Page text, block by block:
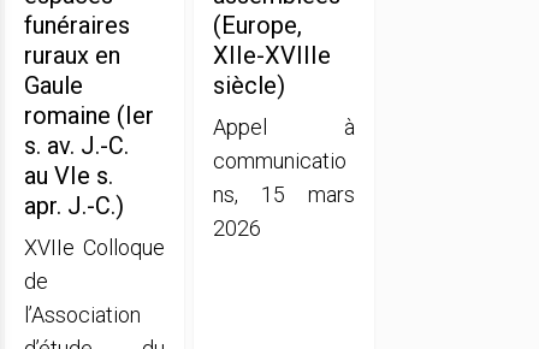
funéraires
ruraux en
Gaule
romaine (Ier
s. av. J.-C.
au VIe s.
apr. J.-C.)
XVIIe Colloque
de
l’Association
(Europe,
XIIe-XVIIIe
siècle)
Appel à
communicatio
ns, 15 mars
2026